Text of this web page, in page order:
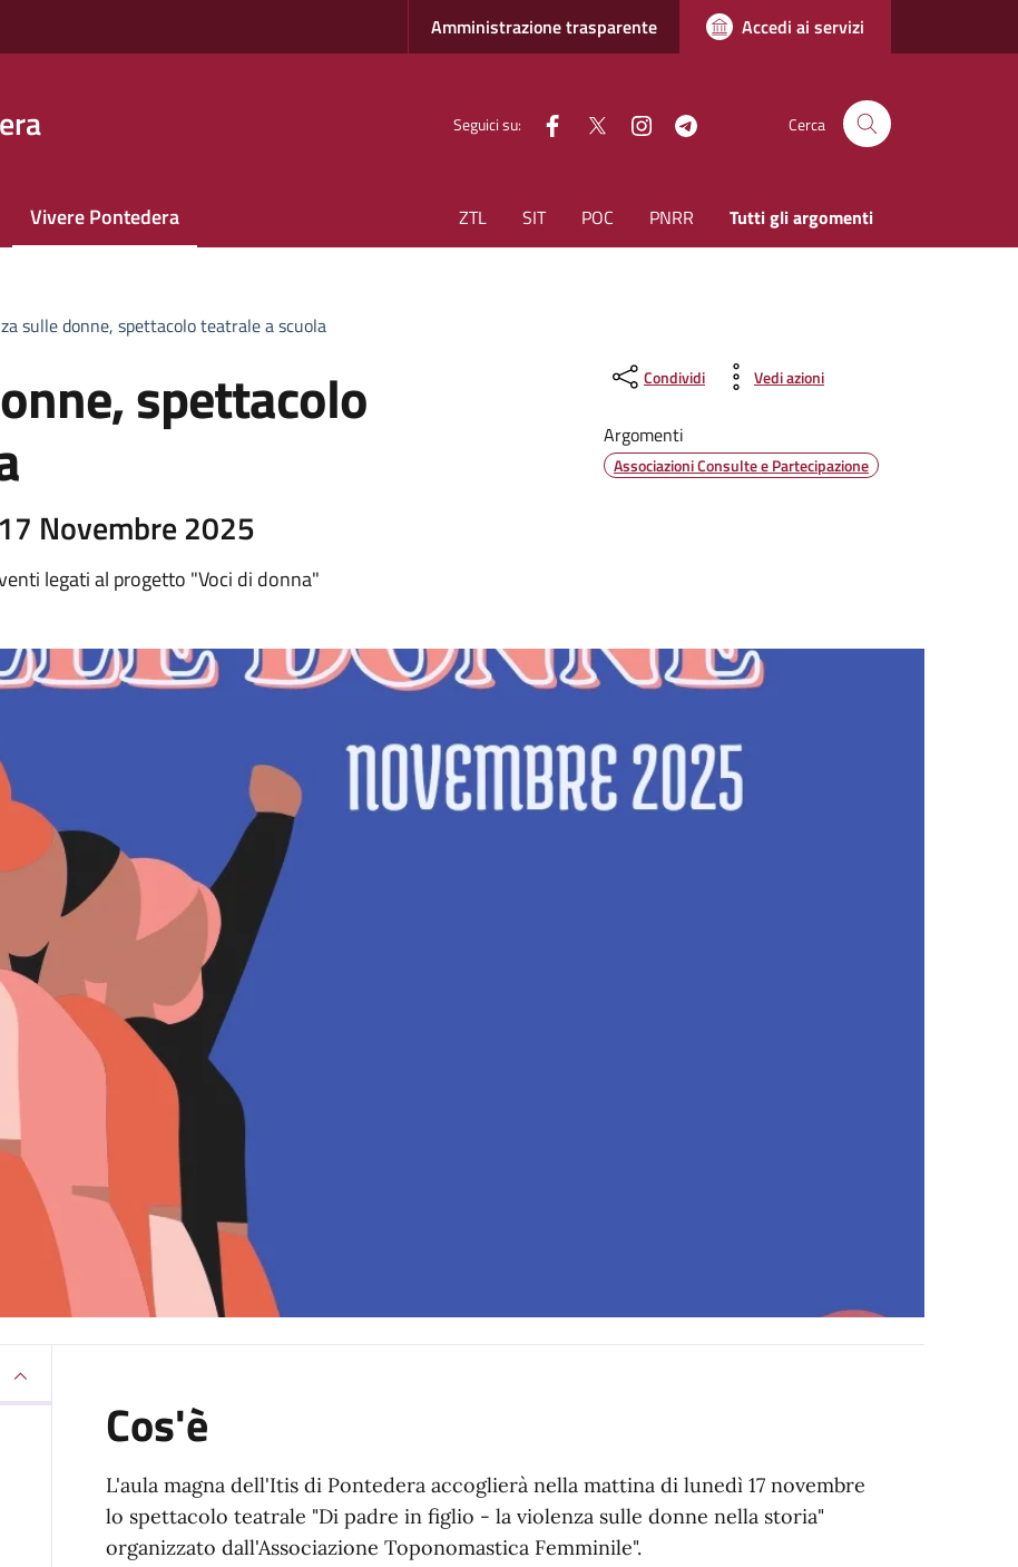
Amministrazione trasparente Accedi ai servizi
Seguici su: facebook
Twitter instagram Cerca
Vivere Pontedera ZTL SIT POC PNRR Tutti gli argomenti
sulle donne, spettacolo teatrale a scuola
spettacolo
Novembre 2025
legati al progetto "Voci di donna"
Condividi Vedi azioni
Argomenti
Associazioni Consulte e Partecipazione
Cos'è
L'aula magna dell'Itis di Pontedera accoglierà nella mattina di lunedì 17 novembre
lo spettacolo teatrale "Di padre in figlio - la violenza sulle donne nella storia"
organizzato dall'Associazione Toponomastica Femminile".